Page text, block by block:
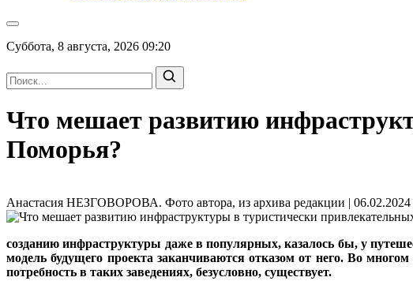
Суббота, 8 августа, 2026 09:20
Что мешает развитию
Поморья?
Анастасия НЕЗГОВОРОВА. Фото автора, из архива редакции | 06.02.2024
созданию инфраструктуры даже в популярных, казалось бы, у
модель будущего проекта заканчиваются отказом от него. Во
потребность в таких заведениях, безусловно, существует.